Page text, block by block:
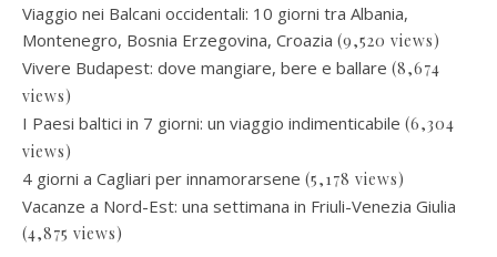
Viaggio nei Balcani occidentali: 10 giorni tra Albania,
Montenegro, Bosnia Erzegovina, Croazia (9,520 views)
Vivere Budapest: dove mangiare, bere e ballare (8,674
views)
I Paesi baltici in 7 giorni: un viaggio indimenticabile (6,304
views)
4 giorni a Cagliari per innamorarsene (5,178 views)
Vacanze a Nord-Est: una settimana in Friuli-Venezia Giulia
(4,875 views)